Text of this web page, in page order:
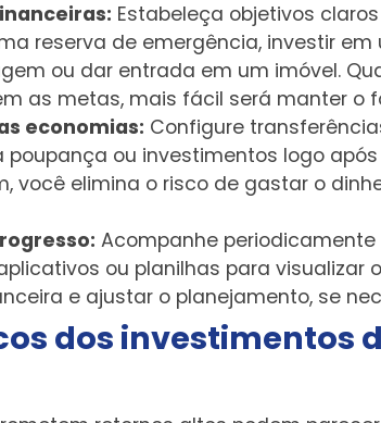
Estabeleça objetivos
reserva de emergência, investir em
ou dar entrada em um imóvel.
as metas, mais fácil será manter o
economias: Configure
ou investimentos logo
você elimina o risco de gastar o
Acompanhe
ou planilhas para visualizar
e ajustar o planejamento, se
dos investimentos